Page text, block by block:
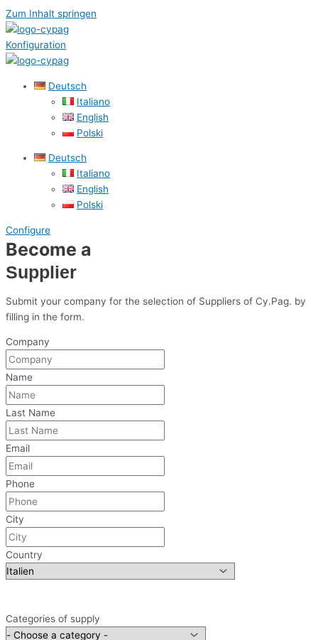
Zum Inhalt springen
Konfiguration
Deutsch
Italiano
English
Polski
Deutsch
Italiano
English
Polski
Configure
Become a
Supplier
Submit your company for the selection of Suppliers of Cy.Pag. by
filling in the form.
Company
Name
Last Name
Email
Phone
City
Country
Categories of supply